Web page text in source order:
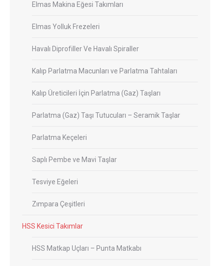
Elmas Makina Eğesi Takımları
Elmas Yolluk Frezeleri
Havalı Diprofiller Ve Havalı Spiraller
Kalıp Parlatma Macunları ve Parlatma Tahtaları
Kalıp Üreticileri İçin Parlatma (Gaz) Taşları
Parlatma (Gaz) Taşı Tutucuları – Seramik Taşlar
Parlatma Keçeleri
Saplı Pembe ve Mavi Taşlar
Tesviye Eğeleri
Zımpara Çeşitleri
HSS Kesici Takımlar
HSS Matkap Uçları – Punta Matkabı